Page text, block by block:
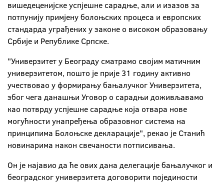
вишедеценијске успјешне сарадње, али и изазов за
потпунију примјену болоњских процеса и европских
стандарда уграђених у законе о високом образовању
Србије и Републике Српске.
"Универзитет у Београду сматрамо својим матичним
универзитетом, пошто је прије 31 годину активно
учествовао у формирању бањалучког Универзитета,
због чега данашњи Уговор о сарадњи доживљавамо
као потврду успјешне сарадње која отвара нове
могућности унапређења образовног система на
принципима Болоњске декларације", рекао је Станић
новинарима након свечаности потписивања.
Он је најавио да ће ових дана делегације бањалучког и
београдског универзитета договорити појединости